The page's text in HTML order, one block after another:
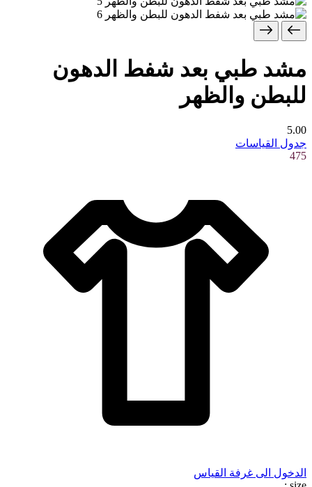
مشد طبي بعد شفط الدهون
للبطن والظهر
5.00
جدول القياسات
475
الدخول الى غرفة القياس